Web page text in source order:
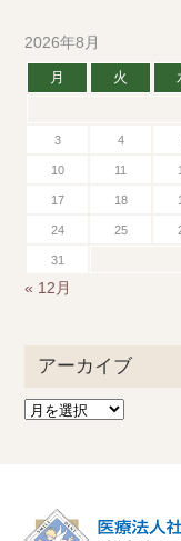
2026年8月
月 火
3 4
10 11
17 18
24 25
31
« 12月
アーカイブ